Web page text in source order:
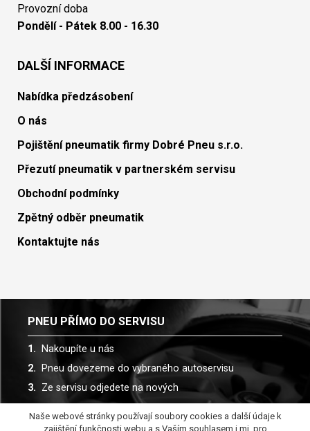
Provozní doba
Pondělí - Pátek 8.00 - 16.30
DALŠÍ INFORMACE
Nabídka předzásobení
O nás
Pojištění pneumatik firmy Dobré Pneu s.r.o.
Přezutí pneumatik v partnerském servisu
Obchodní podmínky
Zpětný odběr pneumatik
Kontaktujte nás
PNEU PŘÍMO DO SERVISU
Nakoupíte u nás
Pneu dovezeme do vybraného autoservisu
Ze servisu odjedete na nových
Spolupracujeme s více než 30 autoservisy
Naše webové stránky používají soubory cookies a další údaje k
zajištění funkčnosti webu a s Vaším souhlasem i mj. pro